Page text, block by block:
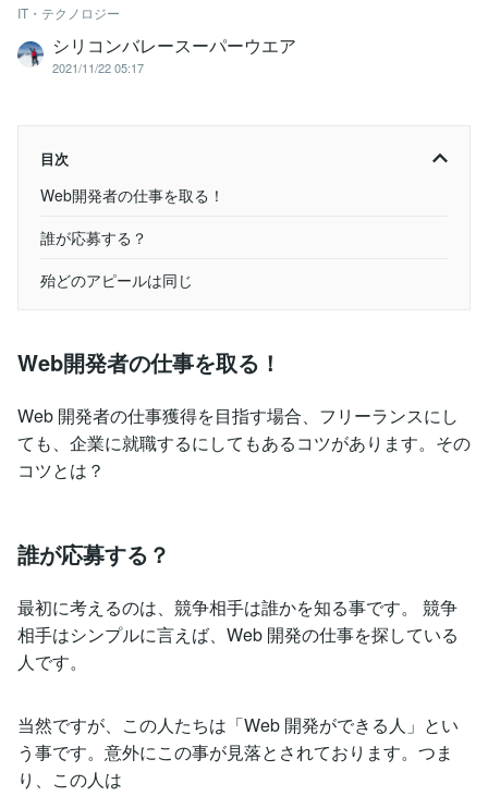
IT・テクノロジー
シリコンバレースーパーウエア
2021/11/22 05:17
目次
Web開発者の仕事を取る！
誰が応募する？
殆どのアピールは同じ
Web開発者の仕事を取る！
Web 開発者の仕事獲得を目指す場合、フリーランスにし
ても、企業に就職するにしてもあるコツがあります。その
コツとは？
誰が応募する？
最初に考えるのは、競争相手は誰かを知る事です。 競争
相手はシンプルに言えば、Web 開発の仕事を探している
人です。
当然ですが、この人たちは「Web 開発ができる人」とい
う事です。意外にこの事が見落とされております。つま
り、この人は